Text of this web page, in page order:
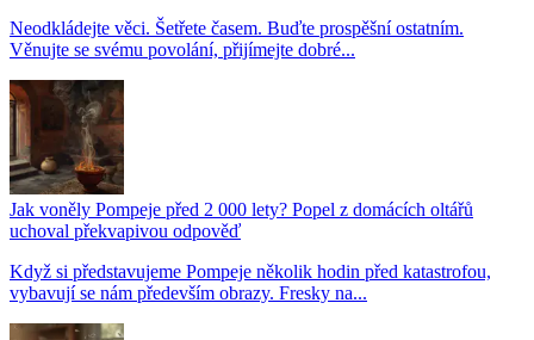
Neodkládejte věci. Šetřete časem. Buďte prospěšní ostatním.
Věnujte se svému povolání, přijímejte dobré...
Jak voněly Pompeje před 2 000 lety? Popel z domácích oltářů
uchoval překvapivou odpověď
Když si představujeme Pompeje několik hodin před katastrofou,
vybavují se nám především obrazy. Fresky na...